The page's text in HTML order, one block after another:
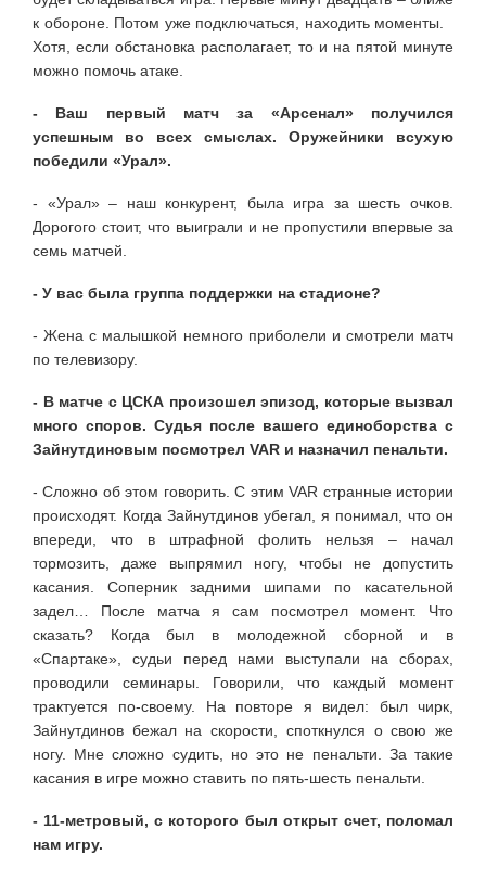
к обороне. Потом уже подключаться, находить моменты.
Хотя, если обстановка располагает, то и на пятой минуте
можно помочь атаке.
- Ваш первый матч за «Арсенал» получился
успешным во всех смыслах. Оружейники всухую
победили «Урал».
- «Урал» – наш конкурент, была игра за шесть очков.
Дорогого стоит, что выиграли и не пропустили впервые за
семь матчей.
- У вас была группа поддержки на стадионе?
- Жена с малышкой немного приболели и смотрели матч
по телевизору.
- В матче с ЦСКА произошел эпизод, которые вызвал
много споров. Судья после вашего единоборства с
Зайнутдиновым посмотрел VAR и назначил пенальти.
- Сложно об этом говорить. С этим VAR странные истории
происходят. Когда Зайнутдинов убегал, я понимал, что он
впереди, что в штрафной фолить нельзя – начал
тормозить, даже выпрямил ногу, чтобы не допустить
касания. Соперник задними шипами по касательной
задел… После матча я сам посмотрел момент. Что
сказать? Когда был в молодежной сборной и в
«Спартаке», судьи перед нами выступали на сборах,
проводили семинары. Говорили, что каждый момент
трактуется по-своему. На повторе я видел: был чирк,
Зайнутдинов бежал на скорости, споткнулся о свою же
ногу. Мне сложно судить, но это не пенальти. За такие
касания в игре можно ставить по пять-шесть пенальти.
- 11-метровый, с которого был открыт счет, поломал
нам игру.